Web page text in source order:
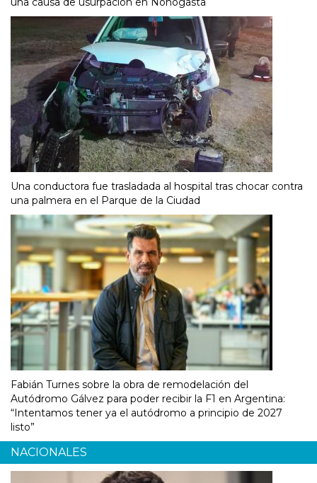
Una conductora fue trasladada al hospital tras chocar contra
una palmera en el Parque de la Ciudad
Fabián Turnes sobre la obra de remodelación del
Autódromo Gálvez para poder recibir la F1 en Argentina:
“Intentamos tener ya el autódromo a principio de 2027
listo”
NACIONALES